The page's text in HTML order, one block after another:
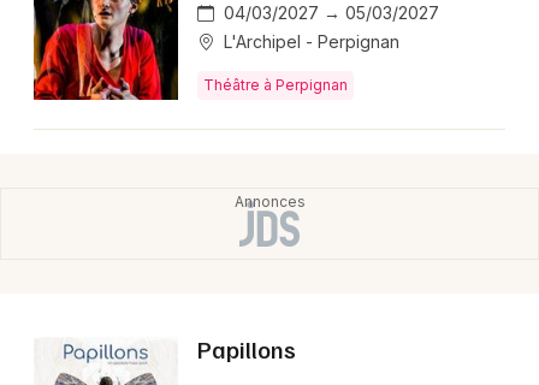
04/03/2027 → 05/03/2027
L'Archipel - Perpignan
Théâtre à Perpignan
Papillons